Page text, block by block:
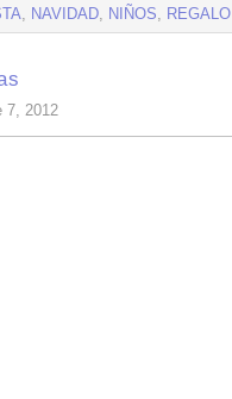
, NAVIDAD, NIÑOS, REGALO
7, 2012